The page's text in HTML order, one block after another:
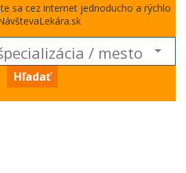
sa cez internet jednoducho a rýchlo
Hľadať